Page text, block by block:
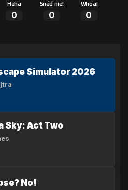
Haha
0
Snáď nie!
0
Whoa!
0
Simulator 2026
Sky: Act Two
No!